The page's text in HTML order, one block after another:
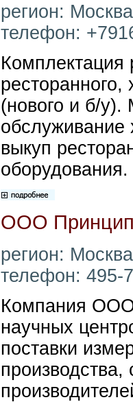
регион:
телефон:
Комплектация
ресторанного,
(нового и б/
обслуживание
выкуп
оборудования.
ООО
регион:
телефон: 495-
Компания
научных
поставки